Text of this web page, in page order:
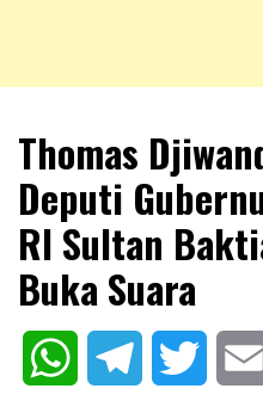
NKRIPOST
Thomas
Deputi
RI Sultan
Buka Suara
WhatsAppTelegram Twitter